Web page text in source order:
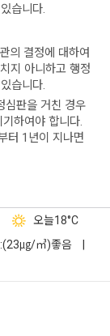
습니다.
의 결정에 대하여
지 아니하고 행정
습니다.
심판을 거친 경우
하여야 합니다.
터 1년이 지나면
오늘18°C
㎍/㎥)좋음